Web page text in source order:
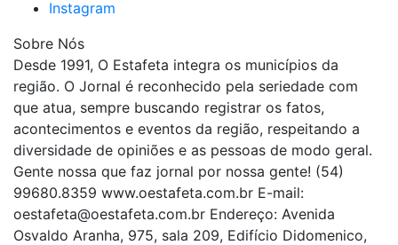
Instagram
Sobre Nós
Desde 1991, O Estafeta integra os municípios da
região. O Jornal é reconhecido pela seriedade com
que atua, sempre buscando registrar os fatos,
acontecimentos e eventos da região, respeitando a
diversidade de opiniões e as pessoas de modo geral.
Gente nossa que faz jornal por nossa gente! (54)
99680.8359 www.oestafeta.com.br E-mail:
oestafeta@oestafeta.com.br Endereço: Avenida
Osvaldo Aranha, 975, sala 209, Edifício Didomenico,